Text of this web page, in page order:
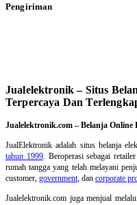
Pengiriman
Jualelektronik – Situs
Terpercaya Dan
Jualelektronik.com – Belanja
JualElektronik adalah situs belanja
tahun 1999. Beroperasi sebagai
rumah tangga yang telah melayani
customer, government, dan corporate
Jualelektronik.com juga menjual